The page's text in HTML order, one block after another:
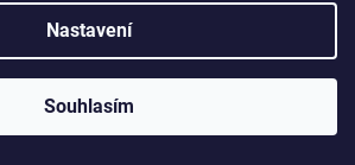
Nastavení
Souhlasím